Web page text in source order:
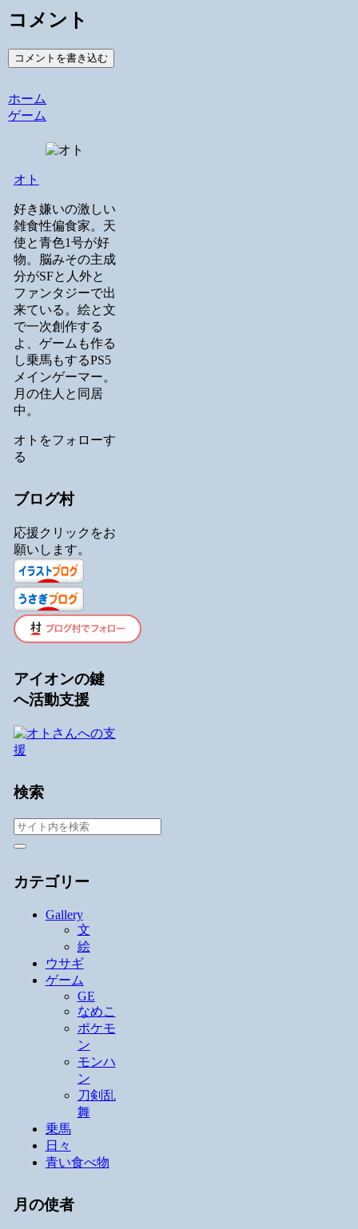
コメント
コメントを書き込む
ホーム
ゲーム
オト
好き嫌いの激しい
雑食性偏食家。天
使と青色1号が好
物。脳みその主成
分がSFと人外と
ファンタジーで出
来ている。絵と文
で一次創作する
よ、ゲームも作る
し乗馬もするPS5
メインゲーマー。
月の住人と同居
中。
オトをフォローす
る
ブログ村
応援クリックをお
願いします。
アイオンの鍵
へ活動支援
検索
カテゴリー
Gallery
文
絵
ウサギ
ゲーム
GE
なめこ
ポケモ
ン
モンハ
ン
刀剣乱
舞
乗馬
日々
青い食べ物
月の使者